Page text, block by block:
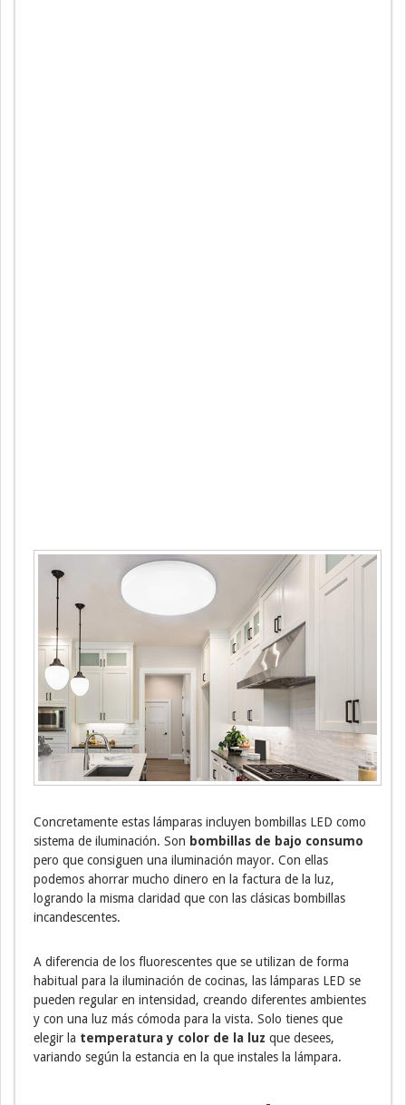
Concretamente estas lámparas incluyen bombillas LED como
sistema de iluminación. Son bombillas de bajo consumo
pero que consiguen una iluminación mayor. Con ellas
podemos ahorrar mucho dinero en la factura de la luz,
logrando la misma claridad que con las clásicas bombillas
incandescentes.
A diferencia de los fluorescentes que se utilizan de forma
habitual para la iluminación de cocinas, las lámparas LED se
pueden regular en intensidad, creando diferentes ambientes
y con una luz más cómoda para la vista. Solo tienes que
elegir la temperatura y color de la luz que desees,
variando según la estancia en la que instales la lámpara.